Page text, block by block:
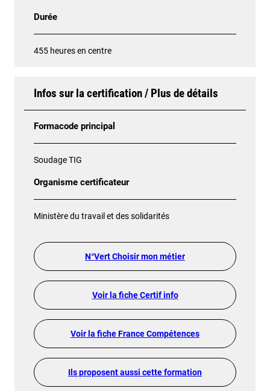
Durée
455 heures en centre
Infos sur la certification / Plus de détails
Formacode principal
Soudage TIG
Organisme certificateur
Ministère du travail et des solidarités
N°Vert Choisir mon métier
Voir la fiche Certif info
Voir la fiche France Compétences
Ils proposent aussi cette formation